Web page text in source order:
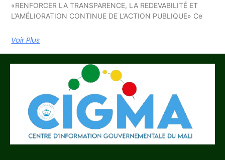
«RENFORCER LA TRANSPARENCE, LA REDEVABILITÉ ET
L’AMÉLIORATION CONTINUE DE L’ACTION PUBLIQUE» Ce
Voir Plus